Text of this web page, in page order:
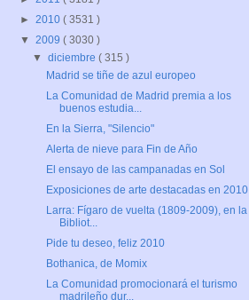
► 2010 ( 3531 )
▼ 2009 ( 3030 )
▼diciembre( 315 )
Madrid se tiñe de azul europeo
La Comunidad de Madrid premia a los
buenos estudia...
En la Sierra, "Silencio"
Alerta de nieve para Fin de Año
El ensayo de las campanadas en Sol
Exposiciones de arte destacadas en 2010
Larra: Fígaro de vuelta (1809-2009), en la
Bibliot...
Pide tu deseo, feliz 2010
Bothanica, de Momix
La Comunidad promocionará el turismo
madrileño dur...